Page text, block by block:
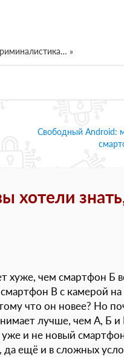
»
Свободный Android:
хотели
хуже, чем смартфон Б
В с камерой на
что он новее? Но
лучше, чем А, Б и
и не новый
ещё и в сложных